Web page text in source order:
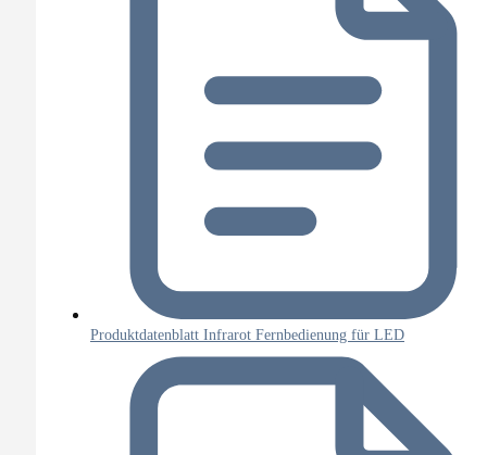
Produktdatenblatt Infrarot Fernbedienung für LED